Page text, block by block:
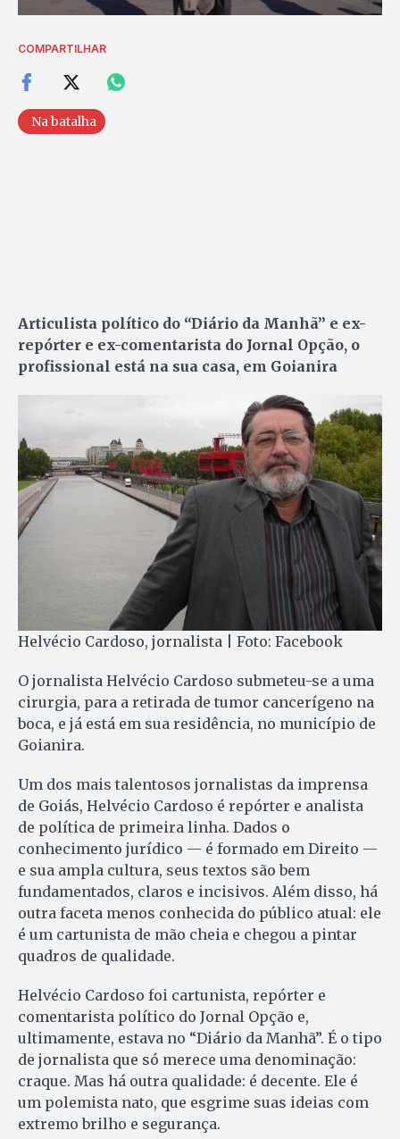
COMPARTILHAR
Na batalha
Articulista político do “Diário da Manhã” e ex-
repórter e ex-comentarista do Jornal Opção, o
profissional está na sua casa, em Goianira
Helvécio Cardoso, jornalista | Foto: Facebook
O jornalista Helvécio Cardoso submeteu-se a uma
cirurgia, para a retirada de tumor cancerígeno na
boca, e já está em sua residência, no município de
Goianira.
Um dos mais talentosos jornalistas da imprensa
de Goiás, Helvécio Cardoso é repórter e analista
de política de primeira linha. Dados o
conhecimento jurídico — é formado em Direito —
e sua ampla cultura, seus textos são bem
fundamentados, claros e incisivos. Além disso, há
outra faceta menos conhecida do público atual: ele
é um cartunista de mão cheia e chegou a pintar
quadros de qualidade.
Helvécio Cardoso foi cartunista, repórter e
comentarista político do Jornal Opção e,
ultimamente, estava no “Diário da Manhã”. É o tipo
de jornalista que só merece uma denominação:
craque. Mas há outra qualidade: é decente. Ele é
um polemista nato, que esgrime suas ideias com
extremo brilho e segurança.